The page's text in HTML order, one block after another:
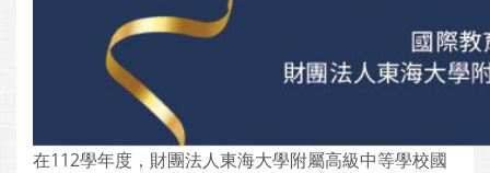
在112學年度，財團法人東海大學附屬高級中等學校國